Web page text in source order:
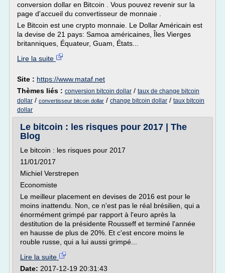
conversion dollar en Bitcoin . Vous pouvez revenir sur la
page d'accueil du convertisseur de monnaie .
Le Bitcoin est une crypto monnaie. Le Dollar Américain est
la devise de 21 pays: Samoa américaines, Îles Vierges
britanniques, Équateur, Guam, États...
Lire la suite
Site : https://www.mataf.net
Thèmes liés : conversion bitcoin dollar / taux de change bitcoin
dollar / convertisseur bitcoin dollar / change bitcoin dollar / taux bitcoin
dollar
Le bitcoin : les risques pour 2017 | The
Blog
Le bitcoin : les risques pour 2017
11/01/2017
Michiel Verstrepen
Economiste
Le meilleur placement en devises de 2016 est pour le
moins inattendu. Non, ce n'est pas le réal brésilien, qui a
énormément grimpé par rapport à l'euro après la
destitution de la présidente Rousseff et terminé l'année
en hausse de plus de 20%. Et c'est encore moins le
rouble russe, qui a lui aussi grimpé...
Lire la suite
Date: 2017-12-19 20:31:43